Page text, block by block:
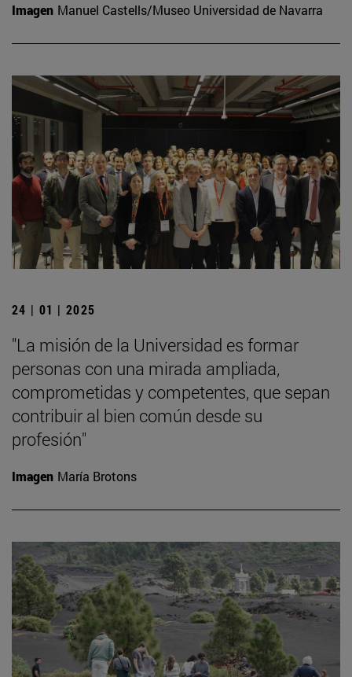
Imagen Manuel Castells/Museo Universidad de Navarra
24 | 01 | 2025
"La misión de la Universidad es formar
personas con una mirada ampliada,
comprometidas y competentes, que sepan
contribuir al bien común desde su
profesión"
Imagen María Brotons